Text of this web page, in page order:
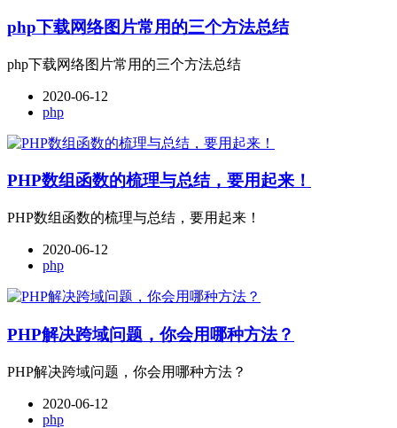
php下载网络图片常用的三个方法总结
php下载网络图片常用的三个方法总结
2020-06-12
php
PHP数组函数的梳理与总结，要用起来！
PHP数组函数的梳理与总结，要用起来！
2020-06-12
php
PHP解决跨域问题，你会用哪种方法？
PHP解决跨域问题，你会用哪种方法？
2020-06-12
php